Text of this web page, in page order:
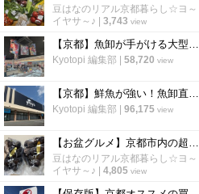
豆はなのリアル京都暮らし☆ヨ～
イヤサ～♪
3,743 view
【京都】魚卸が手がける大型海鮮スーパーがオープン！丸魚がずらり並ぶ話題店
Kyotopi 編集部 58,720 view
【京都】鮮魚が強い！魚卸直営スーパーが5月29日オープン！「UMIYAマルヤマ水産」
Kyotopi 編集部 96,175 view
【お盆グルメ】京都市内の超穴場ぶどう名産地☆人気品種シャインマスカットも「寺本農園」
豆はなのリアル京都暮らし☆ヨ～
イヤサ～♪
4,805 view